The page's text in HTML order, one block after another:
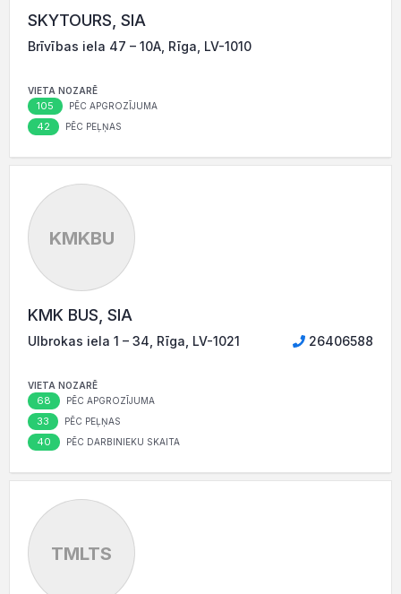
SKYTOURS, SIA
Brīvības iela 47 – 10A, Rīga, LV-1010
VIETA NOZARĒ
105 PĒC APGROZĪJUMA
42 PĒC PEĻŅAS
KMKBU
KMK BUS, SIA
Ulbrokas iela 1 – 34, Rīga, LV-1021 26406588
VIETA NOZARĒ
68 PĒC APGROZĪJUMA
33 PĒC PEĻŅAS
40 PĒC DARBINIEKU SKAITA
TMLTS